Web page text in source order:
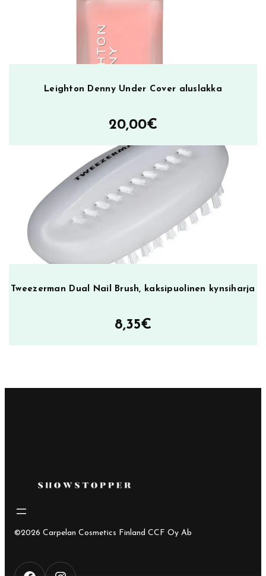
Leighton Denny Under Cover aluslakka
20,00€
Tweezerman Dual Nail Brush, kaksipuolinen kynsiharja
8,35€
©2026 Carpelan Cosmetics Finland CCF Oy Ab